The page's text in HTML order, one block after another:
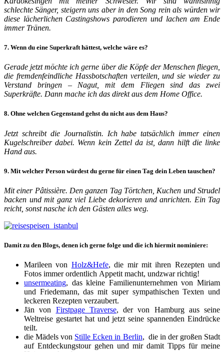
schlechte Sänger, steigern uns aber in den Song rein als würden wir
diese lächerlichen Castingshows parodieren und lachen am Ende
immer Tränen.
7. Wenn du eine Superkraft hättest, welche wäre es?
Gerade jetzt möchte ich gerne über die Köpfe der Menschen fliegen,
die fremdenfeindliche Hassbotschaften verteilen, und sie wieder zu
Verstand bringen – Nagut, mit dem Fliegen sind das zwei
Superkräfte. Dann mache ich das direkt aus dem Home Office.
8. Ohne welchen Gegenstand gehst du nicht aus dem Haus?
Jetzt schreibt die Journalistin. Ich habe tatsächlich immer einen
Kugelschreiber dabei. Wenn kein Zettel da ist, dann hilft die linke
Hand aus.
9. Mit welcher Person würdest du gerne für einen Tag dein Leben tauschen?
Mit einer Pâtissière. Den ganzen Tag Törtchen, Kuchen und Strudel
backen und mit ganz viel Liebe dekorieren und anrichten. Ein Tag
reicht, sonst nasche ich den Gästen alles weg.
Damit zu den Blogs, denen ich gerne folge und die ich hiermit nominiere:
Marileen von Holz&Hefe, die mir mit ihren Rezepten und
Fotos immer ordentlich Appetit macht, undzwar richtig!
unsermeating, das kleine Familienunternehmen von Miriam
und Friedemann, das mit super sympathischen Texten und
leckeren Rezepten verzaubert.
Jän von Firstpage Traverse, der von Hamburg aus seine
Weltreise gestartet hat und jetzt seine spannenden Eindrücke
teilt.
die Mädels von Stille Ecken in Berlin, die in der großen Stadt
auf Entdeckungstour gehen und mir damit Tipps für meine